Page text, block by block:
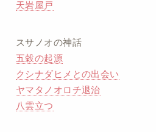
天岩屋戸
スサノオの神話
五穀の起源
クシナダヒメとの出会い
ヤマタノオロチ退治
八雲立つ